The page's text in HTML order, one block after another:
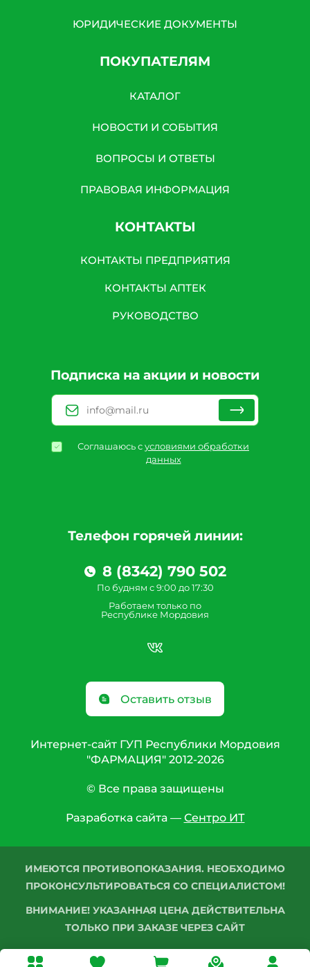
Телефон горячей линии:
8 (8342) 790 502
По будням с 9:00 до 17:30
Работаем только по
Республике Мордовия
Оставить отзыв
ЮРИДИЧЕСКИЕ ДОКУМЕНТЫ
ПОКУПАТЕЛЯМ
КАТАЛОГ
НОВОСТИ И СОБЫТИЯ
ВОПРОСЫ И ОТВЕТЫ
ПРАВОВАЯ ИНФОРМАЦИЯ
КОНТАКТЫ
КОНТАКТЫ ПРЕДПРИЯТИЯ
КОНТАКТЫ АПТЕК
РУКОВОДСТВО
Подписка на акции и новости
Соглашаюсь сусловиями обработки
данных
Интернет-сайт ГУП Республики Мордовия
"ФАРМАЦИЯ" 2012-2026
© Все права защищены
Разработка сайта — Сентро ИТ
ИМЕЮТСЯ ПРОТИВОПОКАЗАНИЯ. НЕОБХОДИМО
ПРОКОНСУЛЬТИРОВАТЬСЯ СО СПЕЦИАЛИСТОМ!
ВНИМАНИЕ! УКАЗАННАЯ ЦЕНА ДЕЙСТВИТЕЛЬНА
ТОЛЬКО ПРИ ЗАКАЗЕ ЧЕРЕЗ САЙТ